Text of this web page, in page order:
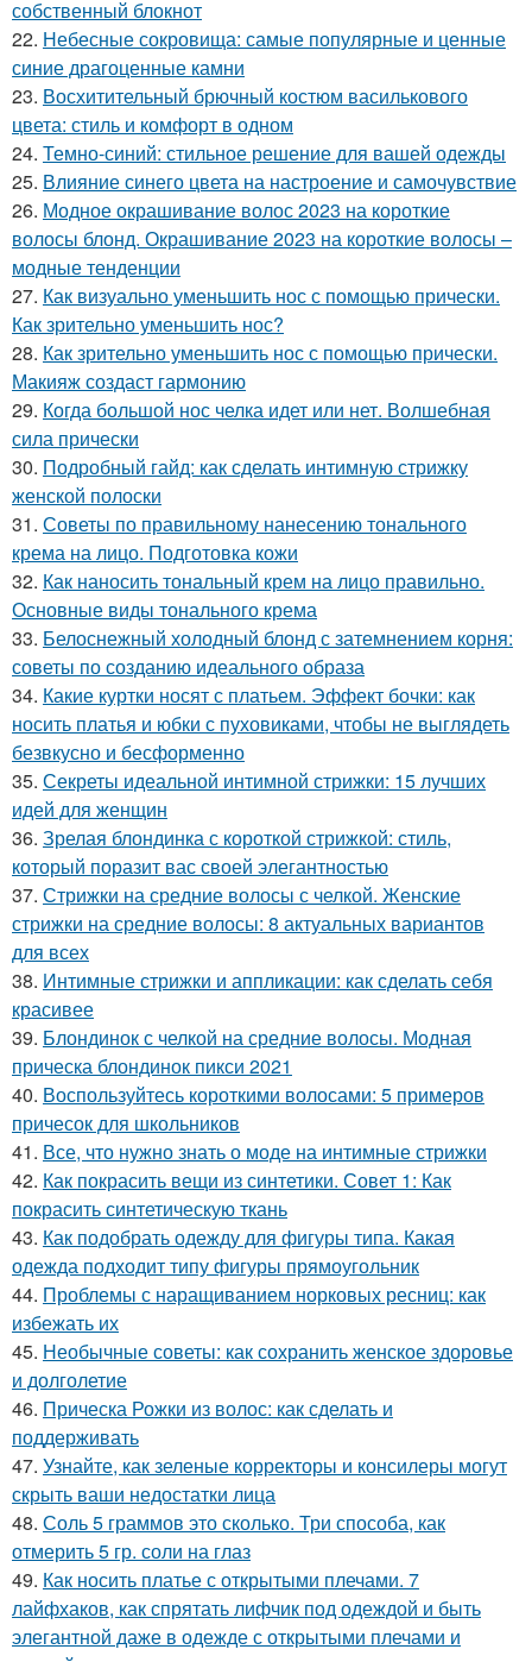
собственный блокнот
22. Небесные сокровища: самые популярные и ценные
синие драгоценные камни
23. Восхитительный брючный костюм василькового
цвета: стиль и комфорт в одном
24. Темно-синий: стильное решение для вашей одежды
25. Влияние синего цвета на настроение и самочувствие
26. Модное окрашивание волос 2023 на короткие
волосы блонд. Окрашивание 2023 на короткие волосы –
модные тенденции
27. Как визуально уменьшить нос с помощью прически.
Как зрительно уменьшить нос?
28. Как зрительно уменьшить нос с помощью прически.
Макияж создаст гармонию
29. Когда большой нос челка идет или нет. Волшебная
сила прически
30. Подробный гайд: как сделать интимную стрижку
женской полоски
31. Советы по правильному нанесению тонального
крема на лицо. Подготовка кожи
32. Как наносить тональный крем на лицо правильно.
Основные виды тонального крема
33. Белоснежный холодный блонд с затемнением корня:
советы по созданию идеального образа
34. Какие куртки носят с платьем. Эффект бочки: как
носить платья и юбки с пуховиками, чтобы не выглядеть
безвкусно и бесформенно
35. Секреты идеальной интимной стрижки: 15 лучших
идей для женщин
36. Зрелая блондинка с короткой стрижкой: стиль,
который поразит вас своей элегантностью
37. Стрижки на средние волосы с челкой. Женские
стрижки на средние волосы: 8 актуальных вариантов
для всех
38. Интимные стрижки и аппликации: как сделать себя
красивее
39. Блондинок с челкой на средние волосы. Модная
прическа блондинок пикси 2021
40. Воспользуйтесь короткими волосами: 5 примеров
причесок для школьников
41. Все, что нужно знать о моде на интимные стрижки
42. Как покрасить вещи из синтетики. Совет 1: Как
покрасить синтетическую ткань
43. Как подобрать одежду для фигуры типа. Какая
одежда подходит типу фигуры прямоугольник
44. Проблемы с наращиванием норковых ресниц: как
избежать их
45. Необычные советы: как сохранить женское здоровье
и долголетие
46. Прическа Рожки из волос: как сделать и
поддерживать
47. Узнайте, как зеленые корректоры и консилеры могут
скрыть ваши недостатки лица
48. Соль 5 граммов это сколько. Три способа, как
отмерить 5 гр. соли на глаз
49. Как носить платье с открытыми плечами. 7
лайфхаков, как спрятать лифчик под одеждой и быть
элегантной даже в одежде с открытыми плечами и